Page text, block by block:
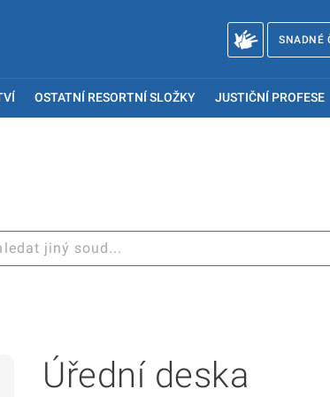
SNADNÉ
OSTATNÍ RESORTNÍ SLOŽKY JUSTIČNÍ PROFESE
Úřední deska